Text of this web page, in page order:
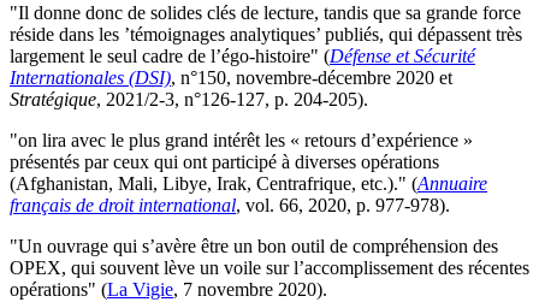
"Il donne donc de solides clés de lecture, tandis que sa grande force
réside dans les ’témoignages analytiques’ publiés, qui dépassent très
largement le seul cadre de l’égo-histoire" (Défense et Sécurité
Internationales (DSI), n°150, novembre-décembre 2020 et
Stratégique, 2021/2-3, n°126-127, p. 204-205).
"on lira avec le plus grand intérêt les « retours d’expérience »
présentés par ceux qui ont participé à diverses opérations
(Afghanistan, Mali, Libye, Irak, Centrafrique, etc.)." (Annuaire
français de droit international, vol. 66, 2020, p. 977-978).
"Un ouvrage qui s’avère être un bon outil de compréhension des
OPEX, qui souvent lève un voile sur l’accomplissement des récentes
opérations" (La Vigie, 7 novembre 2020).